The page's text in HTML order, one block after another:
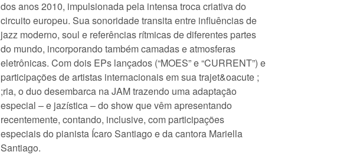
dos anos 2010, impulsionada pela intensa troca criativa do
circuito europeu. Sua sonoridade transita entre influências de
jazz moderno, soul e referências rítmicas de diferentes partes
do mundo, incorporando também camadas e atmosferas
eletrônicas. Com dois EPs lançados (“MOES” e “CURRENT”) e
participações de artistas internacionais em sua trajet&oacute ;
;ria, o duo desembarca na JAM trazendo uma adaptação
especial – e jazística – do show que vêm apresentando
recentemente, contando, inclusive, com participações
especiais do pianista Ícaro Santiago e da cantora Mariella
Santiago.